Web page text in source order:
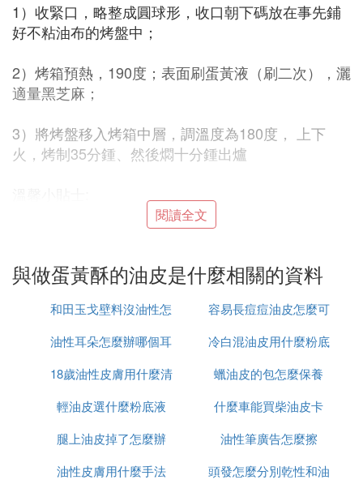
1）收緊口，略整成圓球形，收口朝下碼放在事先鋪
好不粘油布的烤盤中；
2）烤箱預熱，190度；表面刷蛋黃液（刷二次），灑
適量黑芝麻；
3）將烤盤移入烤箱中層，調溫度為180度， 上下
火，烤制35分鍾、然後燜十分鍾出爐
戴手套十分不易操作，所以在製作前一定要仔細清潔
按4：9的比例入電壓力鍋煮好後趁熱加入紅糖拌勻即
可；咸鴨蛋煮好後，去蛋白入菜，留蛋黃一分為二使
烘烤之前，半成品表面刷二次蛋黃液，這樣成品顏色
好看，盡量刷均勻。
光滑，第二鬆弛靜置過程中注意覆蓋保鮮膜以免表皮
閱讀全文
與做蛋黃酥的油皮是什麼相關的資料
和田玉戈壁料沒油性怎
麼辦
容易長痘痘油皮怎麼可
以做美白
油性耳朵怎麼辦哪個耳
液好
冷白混油皮用什麼粉底
18歲油性皮膚用什麼清
潔面膜
蠟油皮的包怎麼保養
輕油皮選什麼粉底液
什麼車能買柴油皮卡
腿上油皮掉了怎麼辦
油性筆廣告怎麼擦
油性皮膚用什麼手法
頭發怎麼分別乾性和油